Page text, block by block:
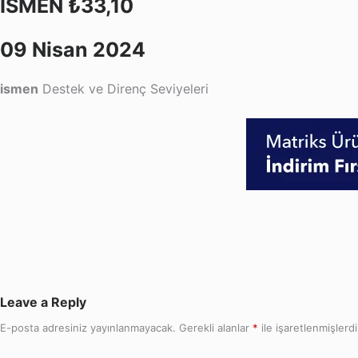
ISMEN ₺33,10
09 Nisan 2024
ismen Destek ve Direnç Seviyeleri
Leave a Reply
E-posta adresiniz yayınlanmayacak. Gerekli alanlar * ile